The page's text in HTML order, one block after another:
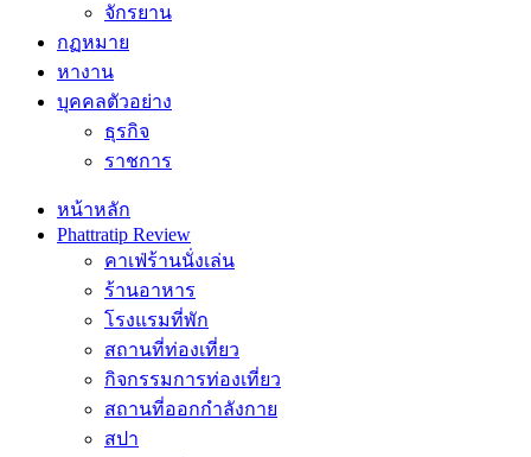
จักรยาน
กฏหมาย
หางาน
บุคคลตัวอย่าง
ธุรกิจ
ราชการ
หน้าหลัก
Phattratip Review
คาเฟ่ร้านนั่งเล่น
ร้านอาหาร
โรงแรมที่พัก
สถานที่ท่องเที่ยว
กิจกรรมการท่องเที่ยว
สถานที่ออกกำลังกาย
สปา